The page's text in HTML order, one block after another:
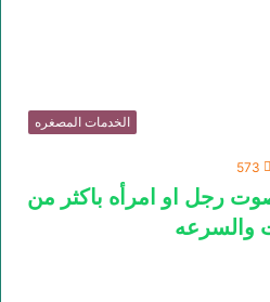
الخدمات المصغره
573
رجل او امرأه باكثر من
والسرعه